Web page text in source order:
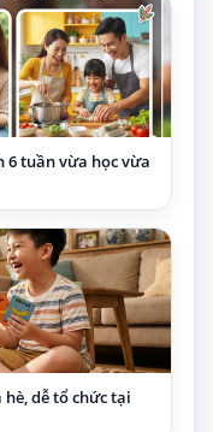
6 tuần vừa học vừa
dễ tổ chức tại